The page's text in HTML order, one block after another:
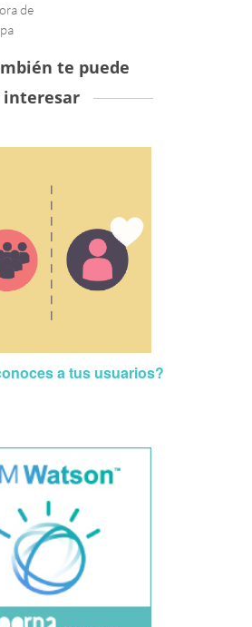
de
te puede
interesar
a tus usuarios?